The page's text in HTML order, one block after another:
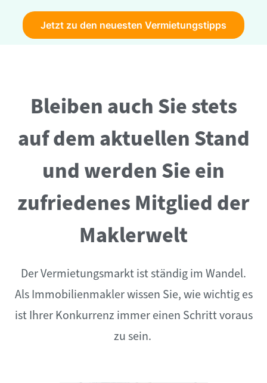
Jetzt zu den neuesten Vermietungstipps
Bleiben auch Sie stets
auf dem aktuellen Stand
und werden Sie ein
zufriedenes Mitglied der
Maklerwelt
Der Vermietungsmarkt ist ständig im Wandel.
Als Immobilienmakler wissen Sie, wie wichtig es
ist Ihrer Konkurrenz immer einen Schritt voraus
zu sein.